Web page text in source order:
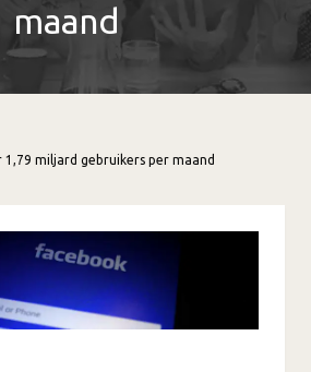
maand
miljard gebruikers per maand